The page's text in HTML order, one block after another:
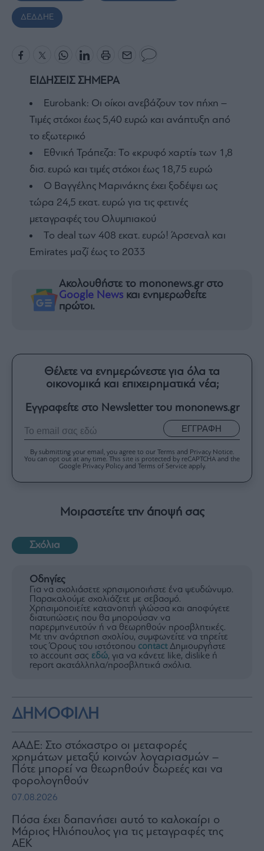
ΔΕΔΔΗΕ
ΕΙΔΗΣΕΙΣ ΣΗΜΕΡΑ
Eurobank: Οι οίκοι ανεβάζουν τον πήχη –
Τιμές στόχοι έως 5,40 ευρώ και ανάπτυξη από
το εξωτερικό
Εθνική Τράπεζα: Το «κρυφό χαρτί» των 1,8
δισ. ευρώ και τιμές στόχοι έως 18,75 ευρώ
Ο Βαγγέλης Μαρινάκης έχει ξοδέψει ως
τώρα 24,5 εκατ. ευρώ για τις φετινές
μεταγραφές του Ολυμπιακού
To deal των 408 εκατ. ευρώ! Άρσεναλ και
Emirates μαζί έως το 2033
Ακολουθήστε το mononews.gr στο
Google News και ενημερωθείτε
πρώτοι.
Θέλετε να ενημερώνεστε για όλα τα
οικονομικά και επιχειρηματικά νέα;
Εγγραφείτε στο Newsletter του mononews.gr
ΕΓΓΡΑΦΗ
By submitting your email, you agree to our Terms and Privacy Notice.
You can opt out at any time. This site is protected by reCAPTCHA and the
Google Privacy Policy and Terms of Service apply.
Μοιραστείτε την άποψή σας
Σχόλια
Οδηγίες
Για να σχολιάσετε χρησιμοποιήστε ένα ψευδώνυμο.
Παρακαλούμε σχολιάζετε με σεβασμό.
Χρησιμοποιείτε κατανοητή γλώσσα και αποφύγετε
διατυπώσεις που θα μπορούσαν να
παρερμηνευτούν ή να θεωρηθούν προσβλητικές.
Με την ανάρτηση σχολίου, συμφωνείτε να τηρείτε
τους Όρους του ιστότοπου contactΔημιουργήστε
το account σας εδώ, για να κάνετε like, dislike ή
report ακατάλληλα/προσβλητικά σχόλια.
ΔΗΜΟΦΙΛΗ
ΑΑΔΕ: Στο στόχαστρο οι μεταφορές
χρημάτων μεταξύ κοινών λογαριασμών –
Πότε μπορεί να θεωρηθούν δωρεές και να
φορολογηθούν
07.08.2026
Πόσα έχει δαπανήσει αυτό το καλοκαίρι ο
Μάριος Ηλιόπουλος για τις μεταγραφές της
ΑΕΚ